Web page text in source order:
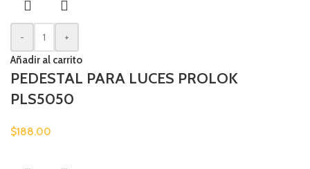
-
+
Añadir al carrito
PEDESTAL PARA LUCES PROLOK
PLS5050
$188.00